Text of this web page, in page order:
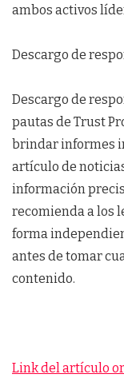
ambos activos
Descargo de
Descargo de
pautas de Trust
brindar informes
artículo de
información
recomienda a los
forma
antes de tomar
contenido.
Link del artículo